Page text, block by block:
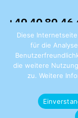
+49 40 89 46
Diese
für die
die weitere
zu. Weitere